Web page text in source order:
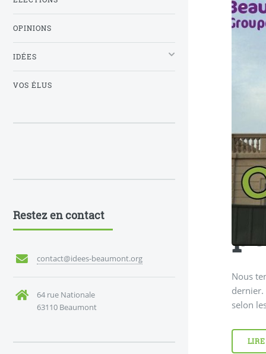
Nous
selon
OPINIONS
IDÉES
VOS ÉLUS
Restez en contact
contact@idees-beaumont.org
64 rue Nationale
63110 Beaumont